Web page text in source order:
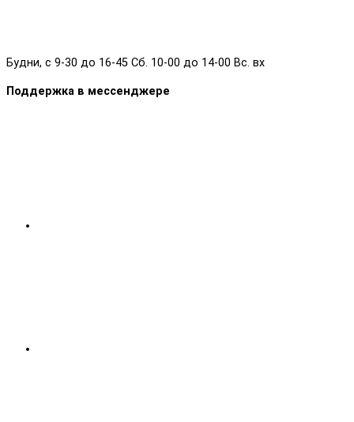
Будни, с 9-30 до 16-45 Сб. 10-00 до 14-00 Вс. вх
Поддержка в мессенджере